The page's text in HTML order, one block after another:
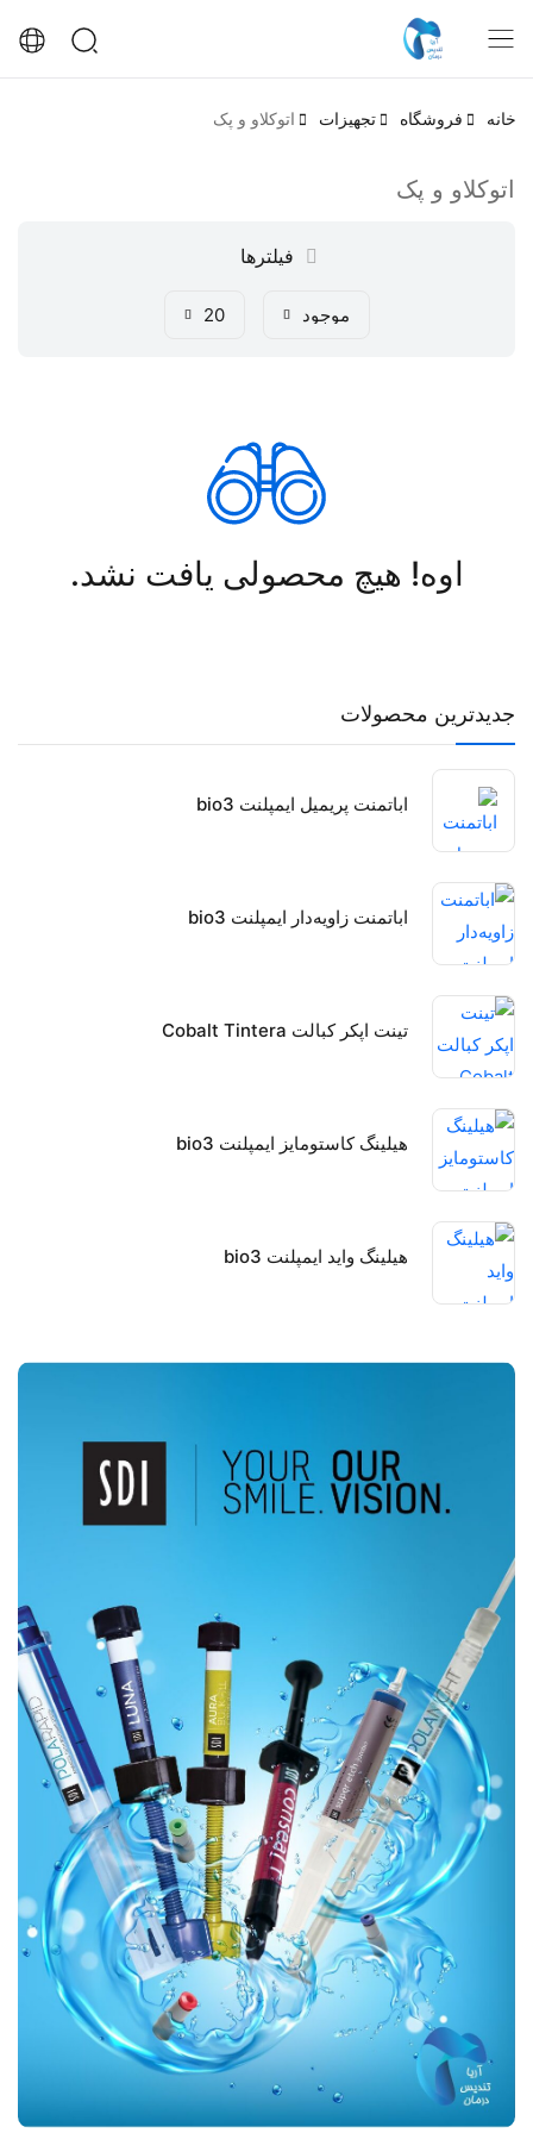
خانه فروشگاه تجهیزات اتوکلاو و پک
جدیدترین محصولات
اباتمنت پریمیل ایمپلنت bio3
اباتمنت زاویه‌دار ایمپلنت bio3
تینت اپکر کبالت Cobalt Tintera
هیلینگ کاستومایز ایمپلنت bio3
هیلینگ واید ایمپلنت bio3
اتوکلاو و پک
فیلترها
موجود 20
اوه! هیچ محصولی یافت نشد.